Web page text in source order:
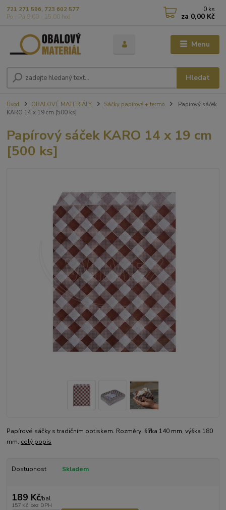
Menu
Hledat
721 271 596, 723 602 577
Po - Pá 9,00 - 15,00 hod
0 ks
za 0,00 Kč
Úvod OBALOVÉ MATERIÁLY Sáčky papírové + termo
Papírový sáček
KARO 14 x 19 cm [500 ks]
Papírový sáček KARO 14 x 19 cm
[500 ks]
Papírové sáčky s tradičním potiskem. Rozměry: šířka 140 mm, výška 180
mm. celý popis
Dostupnost Skladem
189 Kč/bal
157 Kč bez DPH